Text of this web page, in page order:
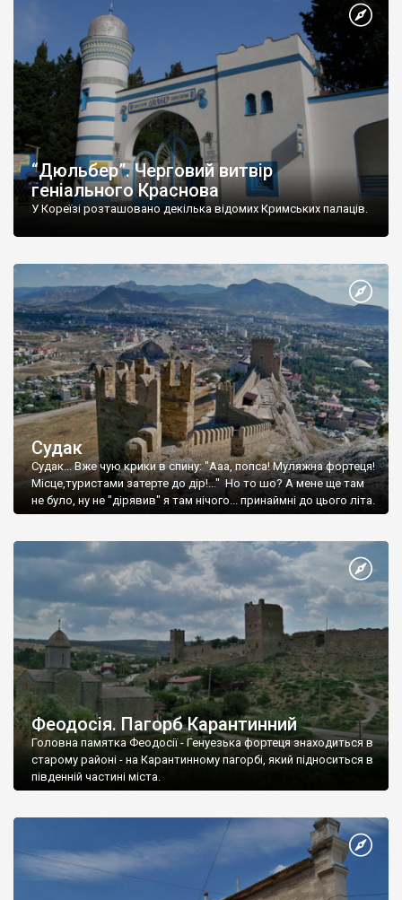
“Дюльбер”. Черговий витвір
геніального Краснова
У Кореїзі розташовано декілька відомих Кримських палаців.
Судак
Судак... Вже чую крики в спину: "Ааа, попса! Муляжна фортеця!
Місце,туристами затерте до дір!..." Но то шо? А мене ще там
не було, ну не "дірявив" я там нічого... принаймні до цього літа.
Феодосія. Пагорб Карантинний
Головна памятка Феодосії - Генуезька фортеця знаходиться в
старому районі - на Карантинному пагорбі, який підноситься в
південній частині міста.